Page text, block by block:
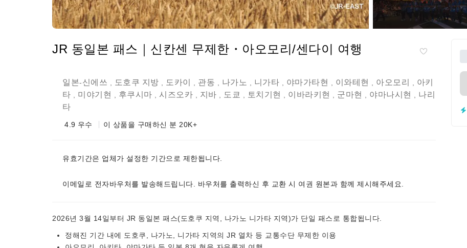
JR 동일본 패스｜신칸센 무제한・아오모리/센다이 여행
일본-신에쓰 도호쿠 지방 도카이 관동 나가노 니가타 야마가타현 이와테현 아오모리
아키
타
미야기현 후쿠시마 시즈오카 지바 도쿄 토치기현 이바라키현 군마현 야마나시현
나리
타
4.9 우수 이 상품을 구매하신 분 20K+
유효기간은 업체가 설정한 기간으로 제한됩니다.
이메일로 전자바우처를 발송해드립니다. 바우처를 출력하신 후 교환 시 여권 원본과 함께 제시해주세요.
2026년 3월 14일부터 JR 동일본 패스(도호쿠 지역, 나가노 니가타 지역)가 단일 패스로 통합됩니다.
정해진 기간 내에 도호쿠, 나가노, 니가타 지역의 JR 열차 등 교통수단 무제한 이용